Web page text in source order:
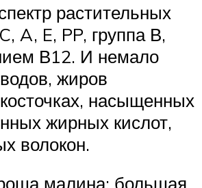
растительных
A, E, PP, группа В,
В12. И немало
жиров
насыщенных
жирных кислот,
волокон.
малина: большая